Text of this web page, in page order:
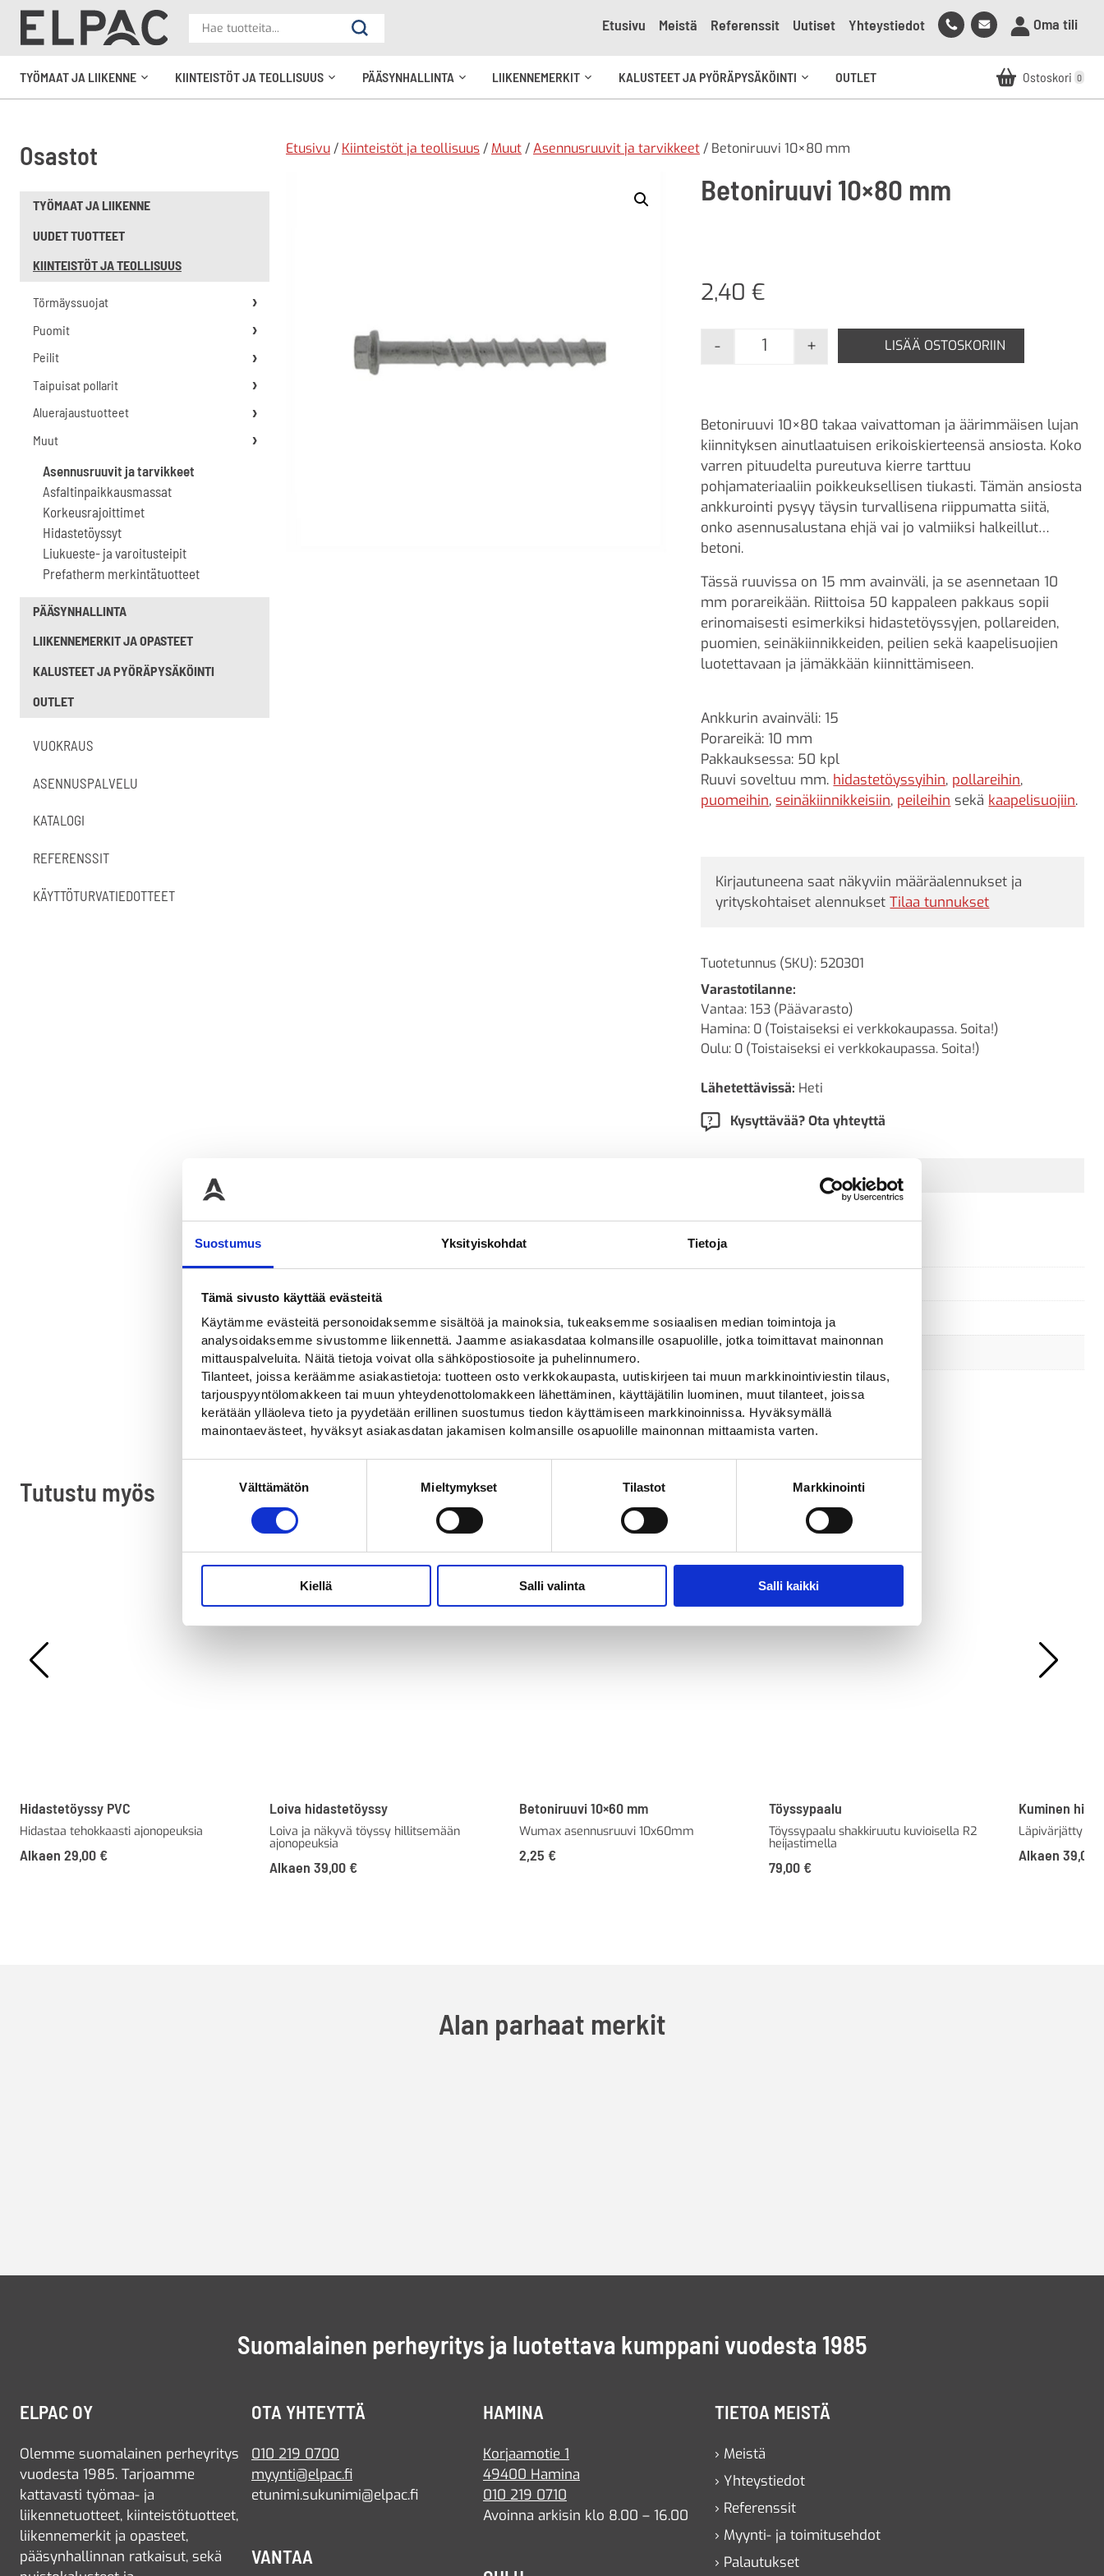
Suostumus Yksityiskohdat Tietoja
Tämä sivusto käyttää evästeitä
Käytämme evästeitä personoidaksemme sisältöä ja mainoksia, tukeaksemme sosiaalisen median toimintoja ja
analysoidaksemme sivustomme liikennettä. Jaamme asiakasdataa kolmansille osapuolille, jotka toimittavat mainonnan
mittauspalveluita. Näitä tietoja voivat olla sähköpostiosoite ja puhelinnumero.
Tilanteet, joissa keräämme asiakastietoja: tuotteen osto verkkokaupasta, uutiskirjeen tai muun markkinointiviestin tilaus,
tarjouspyyntölomakkeen tai muun yhteydenottolomakkeen lähettäminen, käyttäjätilin luominen, muut tilanteet, joissa
kerätään ylläoleva tieto ja pyydetään erillinen suostumus tiedon käyttämiseen markkinoinnissa. Hyväksymällä
mainontaevästeet, hyväksyt asiakasdatan jakamisen kolmansille osapuolille mainonnan mittaamista varten.
Välttämätön Mieltymykset Tilastot Markkinointi
Kiellä Salli valinta Salli kaikki
Hae
Hae
Etusivu Meistä Referenssit Uutiset Yhteystiedot
Soita
meille
Lähetä
meille
Oma tili
TYÖMAAT JA LIIKENNE
KIINTEISTÖT JA TEOLLISUUS
PÄÄSYNHALLINTA
LIIKENNEMERKIT
KALUSTEET JA PYÖRÄPYSÄKÖINTI
OUTLET Ostoskori 0
Osastot
TYÖMAAT JA LIIKENNE
UUDET TUOTTEET
KIINTEISTÖT JA TEOLLISUUS
Törmäyssuojat
Puomit
Peilit
Taipuisat pollarit
Aluerajaustuotteet
Muut
Asennusruuvit ja tarvikkeet
Asfaltinpaikkausmassat
Korkeusrajoittimet
Hidastetöyssyt
Liukueste- ja varoitusteipit
Prefatherm merkintätuotteet
PÄÄSYNHALLINTA
LIIKENNEMERKIT JA OPASTEET
KALUSTEET JA PYÖRÄPYSÄKÖINTI
OUTLET
VUOKRAUS
ASENNUSPALVELU
KATALOGI
REFERENSSIT
KÄYTTÖTURVATIEDOTTEET
Etusivu / Kiinteistöt ja teollisuus / Muut /Asennusruuvit ja tarvikkeet / Betoniruuvi 10×80 mm
Betoniruuvi 10×80 mm
2,40€
Betoniruuvi 10x80 mm määrä
- + LISÄÄ OSTOSKORIIN
Betoniruuvi 10×80 takaa vaivattoman ja äärimmäisen lujan
kiinnityksen ainutlaatuisen erikoiskierteensä ansiosta. Koko
varren pituudelta pureutuva kierre tarttuu
pohjamateriaaliin poikkeuksellisen tiukasti. Tämän ansiosta
ankkurointi pysyy täysin turvallisena riippumatta siitä,
onko asennusalustana ehjä vai jo valmiiksi halkeillut
betoni.
Tässä ruuvissa on 15 mm avainväli, ja se asennetaan 10
mm porareikään. Riittoisa 50 kappaleen pakkaus sopii
erinomaisesti esimerkiksi hidastetöyssyjen, pollareiden,
puomien, seinäkiinnikkeiden, peilien sekä kaapelisuojien
luotettavaan ja jämäkkään kiinnittämiseen.
Ankkurin avainväli: 15
Porareikä: 10 mm
Pakkauksessa: 50 kpl
Ruuvi soveltuu mm. hidastetöyssyihin, pollareihin,
puomeihin,seinäkiinnikkeisiin, peileihin sekä kaapelisuojiin.
Kirjautuneena saat näkyviin määräalennukset ja
yrityskohtaiset alennuksetTilaa tunnukset
Tuotetunnus (SKU): 520301
Varastotilanne:
Vantaa: 153 (Päävarasto)
Hamina: 0 (Toistaiseksi ei verkkokaupassa. Soita!)
Oulu: 0 (Toistaiseksi ei verkkokaupassa. Soita!)
Lähetettävissä: Heti
Kysyttävää? Ota yhteyttä
Lisätiedot
Leveys
10
Pituus 80
Tutustu myös
Hidastetöyssy PVC
Hidastaa tehokkaasti ajonopeuksia
Alkaen 29,00 €
Loiva hidastetöyssy
Loiva ja näkyvä töyssy hillitsemään
ajonopeuksia
Alkaen 39,00 €
Betoniruuvi 10×60 mm
Wumax asennusruuvi 10x60mm
2,25 €
Töyssypaalu
Töyssypaalu shakkiruutu kuvioisella R2
heijastimella
79,00 €
Kuminen
Läpivärjätty
Alkaen 39,00
Alan parhaat merkit
Suomalainen perheyritys ja luotettava kumppani vuodesta 1985
ELPAC OY
Olemme suomalainen perheyritys
vuodesta 1985. Tarjoamme
kattavasti työmaa- ja
liikennetuotteet, kiinteistötuotteet,
liikennemerkit ja opasteet,
pääsynhallinnan ratkaisut, sekä
OTA YHTEYTTÄ
010 219 0700
myynti@elpac.fi
etunimi.sukunimi@elpac.fi
VANTAA
HAMINA
Korjaamotie 1
49400 Hamina
010 219 0710
Avoinna arkisin klo 8.00 – 16.00
TIETOA MEISTÄ
› Meistä
› Yhteystiedot
› Referenssit
› Myynti- ja toimitusehdot
› Palautukset